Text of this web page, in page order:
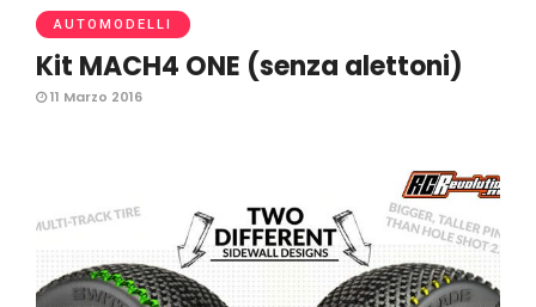
AUTOMODELLI
11 Marzo 2016